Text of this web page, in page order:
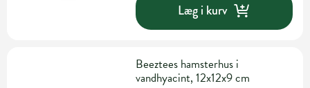
Læg i kurv
Beeztees hamsterhus i
vandhyacint, 12x12x9 cm